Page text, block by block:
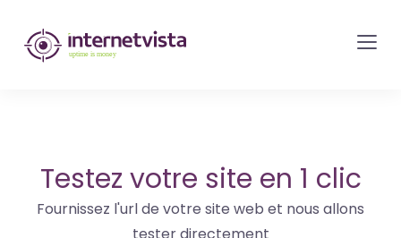
internetvista
monitoring
site
web
et
Testez votre site en 1 clic
Fournissez l'url de votre site web et nous allons